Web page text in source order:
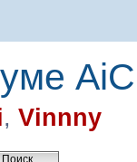
AiC
, Vinnny